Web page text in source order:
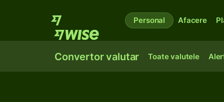
Personal Afacere
Convertor valutar Toate valutele